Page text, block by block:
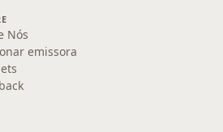
Nós
emissora